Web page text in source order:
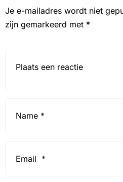
Je e-mailadres wordt niet
zijn gemarkeerd met *